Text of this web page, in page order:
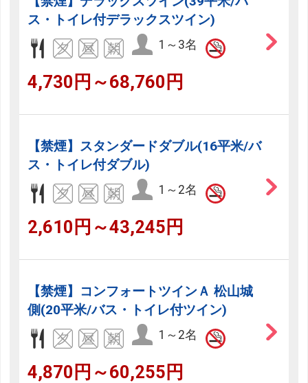
ス・トイレ付デラックスツイン)
1～3名
4,730円～68,760円
【禁煙】スタンダードダブル(16平米/バ
ス・トイレ付ダブル)
1～2名
2,610円～43,245円
【禁煙】コンフォートツインＡ 松山城
側(20平米/バス・トイレ付ツイン)
1～2名
4,870円～60,255円